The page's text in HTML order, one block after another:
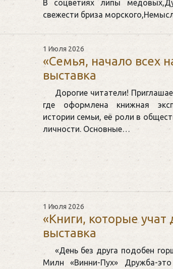
В соцветиях липы
свежести бриза
1 Июля 2026
«Семья, начало всех
выставка
Дорогие читатели!
где оформлена книжная
истории семьи, её роли в
личности. Основные…
1 Июля 2026
«Книги, которые
выставка
«День без друга подобен
Милн «Винни-Пух» Дружба-